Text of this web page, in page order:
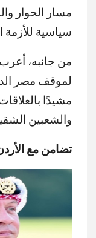
مسار الحوار
سياسية للأزمة
من جانبه،
لموقف مصر
مشيدًا
والشعبين
تضامن مع